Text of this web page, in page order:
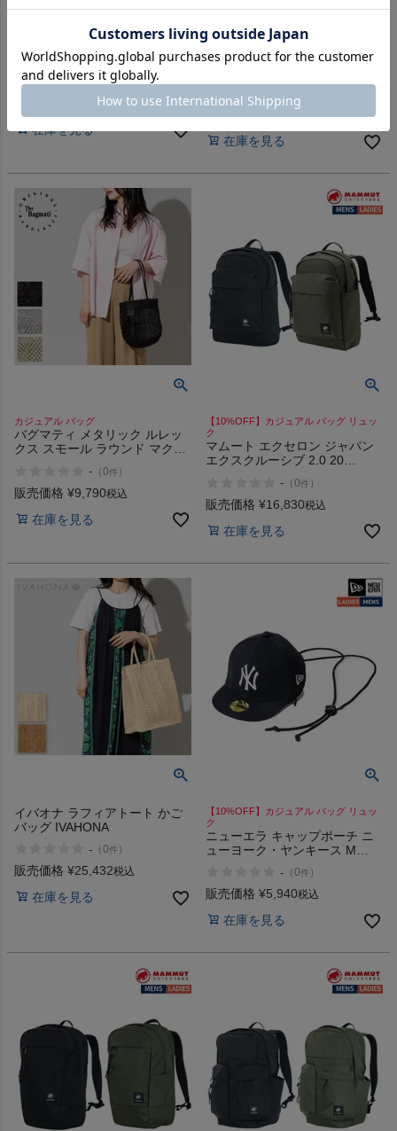
VENGDI Knox Bag
-（0件）
7,920税込
在庫を見る
登山 アウトドア トレイル 小物
リバーズソフトボトル 容量
BOTTLE
-（
販売価格 ¥1,980税込
在庫を見る
カジュアル バッグ
バグマティ メタリック ルレッ
クス スモール ラウンド マクラ
- （0件 ）
販売価格 ¥9,790税込
在庫を見る
【10%OFF】カジュアル バッグ リュッ
ク
マムート エクセロン ジャパン
エクスクルーシブ 2.0 20
- （0件 ）
販売価格 ¥16,830税込
在庫を見る
イバオナ ラフィアトート かご
バッグ IVAHONA
- （0件 ）
販売価格 ¥25,432税込
在庫を見る
【10%OFF】カジュアル バッグ リュッ
ク
ニューエラ キャップポーチ ニ
ューヨーク・ヤンキース M
- （0件 ）
販売価格 ¥5,940税込
在庫を見る